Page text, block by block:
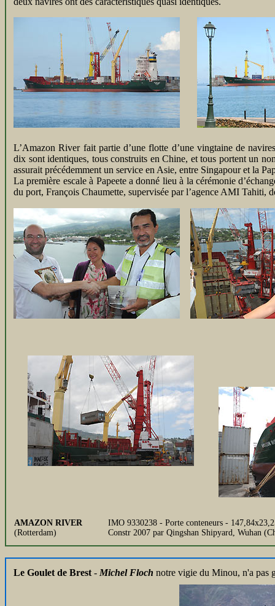
L’Amazon River fait partie d’une flotte d’une vingtaine de
dix sont identiques, tous construits en Chine, et tous portent un
assurait précédemment un service en Asie, entre Singapour et la
La première escale à Papeete a donné lieu à la cérémonie
du port, François Chaumette, supervisée par l’agence AMI Tahiti,
AMAZON RIVER
(Rotterdam)
IMO 9330238 - Porte conteneurs -
Constr 2007 par Qingshan Shipyard, Wuhan
Le Goulet de Brest - Michel Floch notre vigie du Minou, n'a pas